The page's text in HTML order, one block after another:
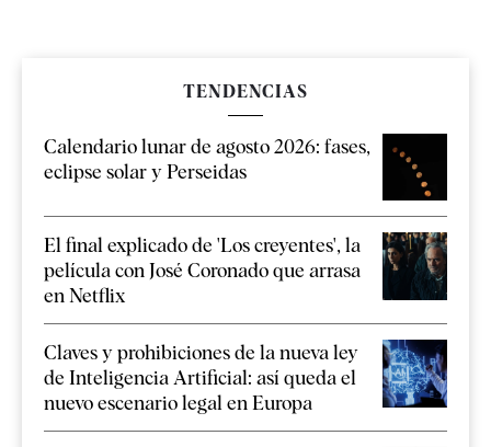
TENDENCIAS
Calendario lunar de agosto 2026: fases,
eclipse solar y Perseidas
El final explicado de 'Los creyentes', la
película con José Coronado que arrasa
en Netflix
Claves y prohibiciones de la nueva ley
de Inteligencia Artificial: así queda el
nuevo escenario legal en Europa